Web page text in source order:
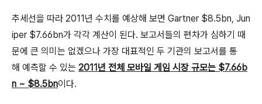
추세선을 따라 2011년 수치를 예상해 보면 Gartner $8.5bn, Jun
iper $7.66bn가 각각 계산이 된다. 보고서들의 편차가 심하기 때
문에 큰 의미는 없겠으나 가장 대표적인 두 기관의 보고서를 통
해 예측할 수 있는 2011년 전체 모바일 게임 시장 규모는 $7.66b
n ~ $8.5bn이다.